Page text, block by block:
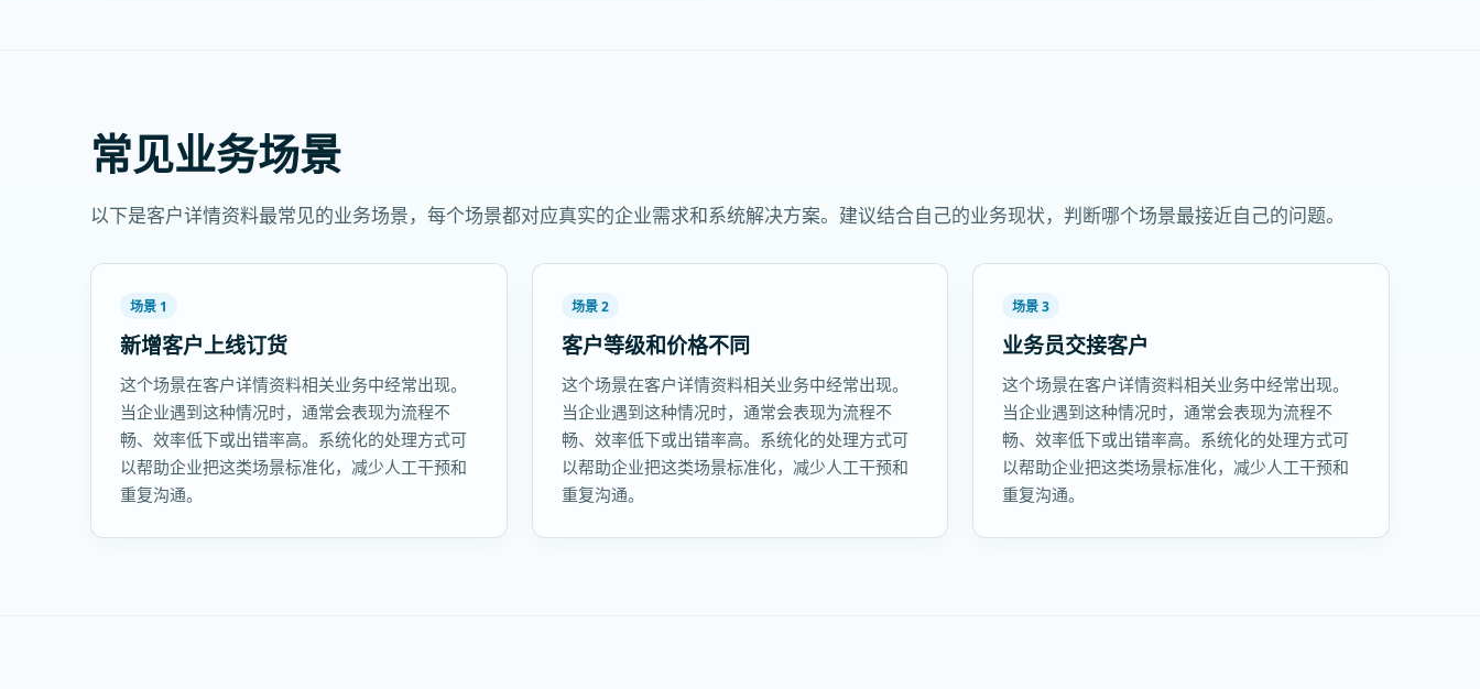
常见业务场景
以下是客户详情资料最常见的业务场景，每个场景都对应真实的企业需求和系统解决方案。建议结合自己的业务现状，判断哪个场景最接近自己的问题。
场景 1
新增客户上线订货
这个场景在客户详情资料相关业务中经常出现。
当企业遇到这种情况时，通常会表现为流程不
畅、效率低下或出错率高。系统化的处理方式可
以帮助企业把这类场景标准化，减少人工干预和
重复沟通。
场景 2
客户等级和价格不同
这个场景在客户详情资料相关业务中经常出现。
当企业遇到这种情况时，通常会表现为流程不
畅、效率低下或出错率高。系统化的处理方式可
以帮助企业把这类场景标准化，减少人工干预和
重复沟通。
场景 3
业务员交接客户
这个场景在客户详情资料相关业务中经常出现。
当企业遇到这种情况时，通常会表现为流程不
畅、效率低下或出错率高。系统化的处理方式可
以帮助企业把这类场景标准化，减少人工干预和
重复沟通。